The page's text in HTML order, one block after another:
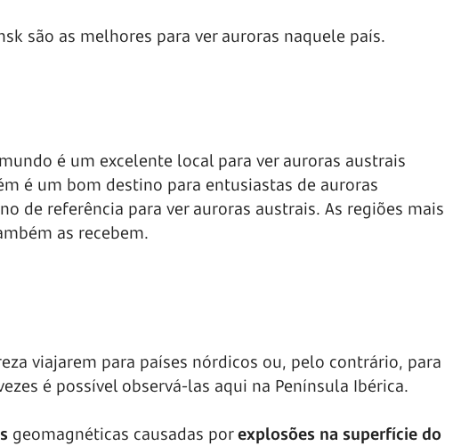
são as melhores para ver auroras naquele país.
é um excelente local para ver auroras austrais
é um bom destino para entusiastas de auroras
de referência para ver auroras austrais. As regiões mais
as recebem.
viajarem para países nórdicos ou, pelo contrário, para
é possível observá-las aqui na Península Ibérica.
geomagnéticas causadas porexplosões na superfície do